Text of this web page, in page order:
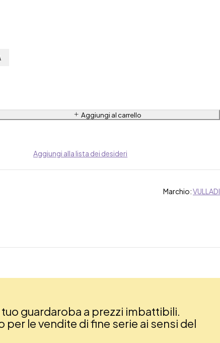
Aggiungi al carrello
Aggiungi alla lista dei desideri
Marchio:VULLADI
guardaroba a prezzi imbattibili.
le vendite di fine serie ai sensi del